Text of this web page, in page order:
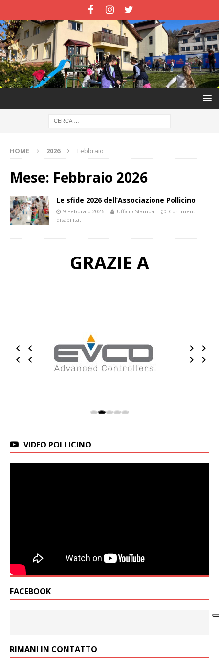
HOME 2026 Febbraio
Mese: Febbraio 2026
Le sfide 2026 dell’Associazione Pollicino
9 Febbraio 2026 Ufficio Stampa
Commenti
disabilitati
GRAZIE A
VIDEO POLLICINO
FACEBOOK
RIMANI IN CONTATTO